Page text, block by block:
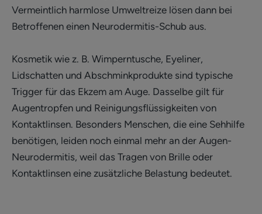
Vermeintlich harmlose Umweltreize lösen dann bei
Betroffenen einen Neurodermitis-Schub aus.
Kosmetik wie z. B. Wimperntusche, Eyeliner,
Lidschatten und Abschminkprodukte sind typische
Trigger für das Ekzem am Auge. Dasselbe gilt für
Augentropfen und Reinigungsflüssigkeiten von
Kontaktlinsen. Besonders Menschen, die eine Sehhilfe
benötigen, leiden noch einmal mehr an der Augen-
Neurodermitis, weil das Tragen von Brille oder
Kontaktlinsen eine zusätzliche Belastung bedeutet.